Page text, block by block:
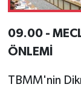
09.00 -
ÖNLEMİ
TBMM'nin